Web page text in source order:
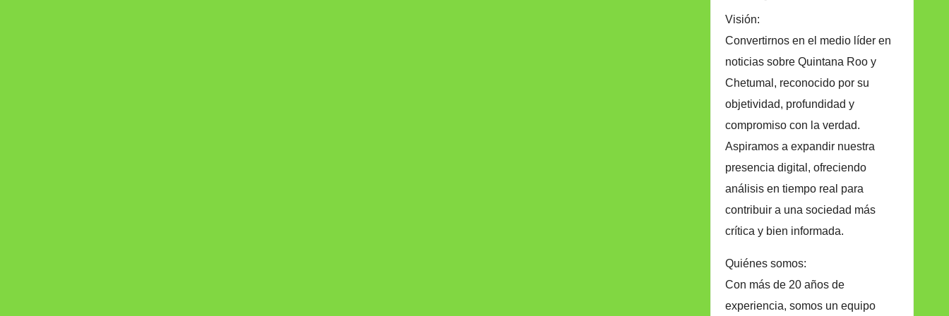
Visión:
Convertirnos en el medio líder en
noticias sobre Quintana Roo y
Chetumal, reconocido por su
objetividad, profundidad y
compromiso con la verdad.
Aspiramos a expandir nuestra
presencia digital, ofreciendo
análisis en tiempo real para
contribuir a una sociedad más
crítica y bien informada.
Quiénes somos:
Con más de 20 años de
experiencia, somos un equipo